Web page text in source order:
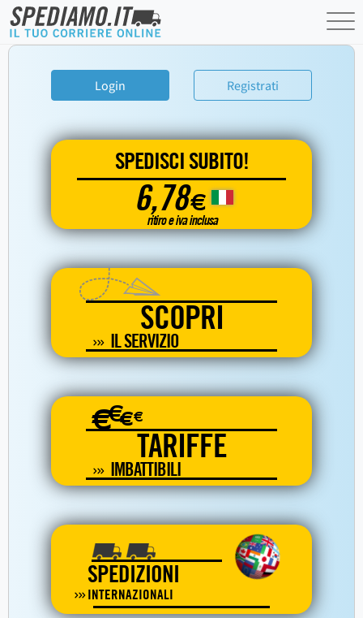
Login Registrati
SPEDISCI SUBITO!
6,78€
ritiro e iva inclusa
SCOPRI
IL SERVIZIO
€€€€
TARIFFE
IMBATTIBILI
SPEDIZIONI
INTERNAZIONALI